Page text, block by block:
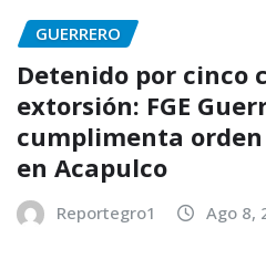
GUERRERO
Detenido por cinco
extorsión: FGE
cumplimenta
en Acapulco
Reportegro1 Ago 8,